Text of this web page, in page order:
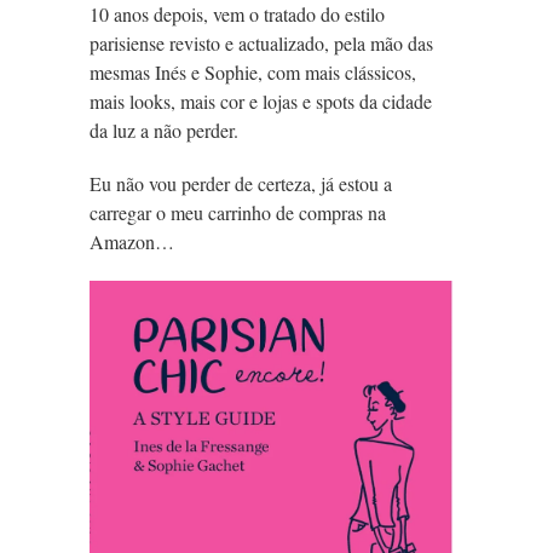
10 anos depois, vem o tratado do estilo
parisiense revisto e actualizado, pela mão das
mesmas Inés e Sophie, com mais clássicos,
mais looks, mais cor e lojas e spots da cidade
da luz a não perder.
Eu não vou perder de certeza, já estou a
carregar o meu carrinho de compras na
Amazon…